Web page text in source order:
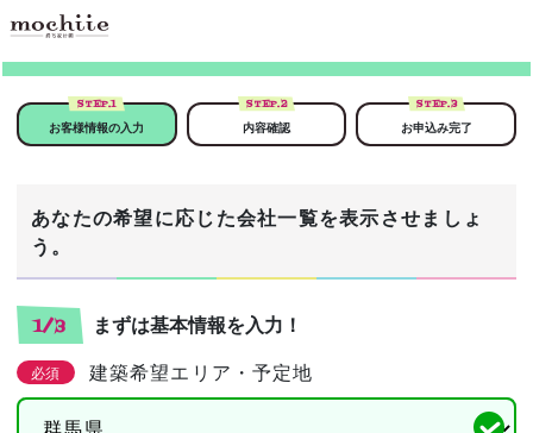
STEP.1
お客様情報の入力
STEP.2
内容確認
STEP.3
お申込み完了
あなたの希望に応じた会社一覧を表示させましょ
う。
1/3 まずは基本情報を入力！
必須 建築希望エリア・予定地